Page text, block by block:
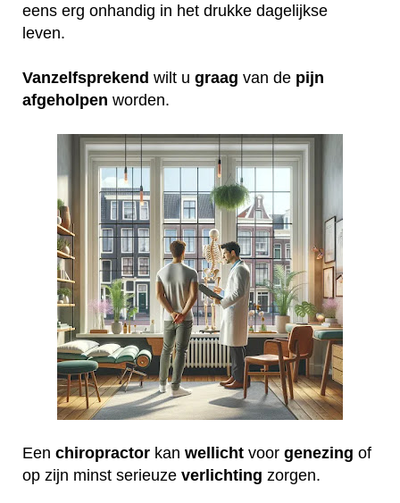
eens erg onhandig in het drukke dagelijkse
leven.
Vanzelfsprekend wilt u graag van de pijn
afgeholpen worden.
Een chiropractor kan wellicht voor genezing of
op zijn minst serieuze verlichting zorgen.